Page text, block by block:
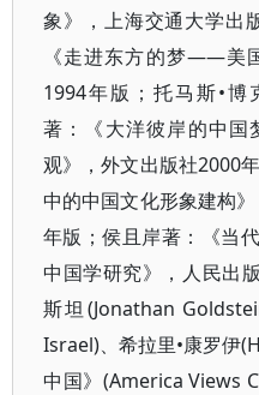
象》，上海交通大学出
《走进东方的梦——美
1994年版；托马斯•博
著：《大洋彼岸的中
观》，外文出版社2000
中的中国文化形象建构
年版；侯且岸著：《当
中国学研究》，人民出
斯坦(Jonathan
Israel)、希拉里•康罗伊
中国》(America Views